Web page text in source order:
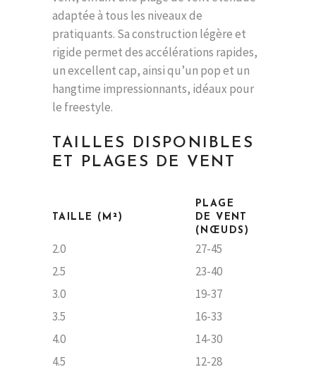
adaptée à tous les niveaux de
pratiquants. Sa construction légère et
rigide permet des accélérations rapides,
un excellent cap, ainsi qu’un pop et un
hangtime impressionnants, idéaux pour
le freestyle.
TAILLES DISPONIBLES
ET PLAGES DE VENT
TAILLE (M²)
PLAGE
DE VENT
(NŒUDS)
2.0
27-45
2.5
23-40
3.0
19-37
3.5
16-33
4.0
14-30
4.5
12-28